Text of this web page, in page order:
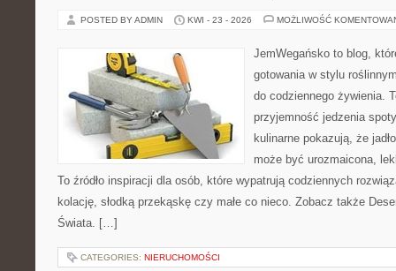
POSTED BY ADMIN KWI - 23 - 2026 MOŻLIWOŚĆ
JemWegańsko to blog,
gotowania w stylu
do codziennego żywienia.
przyjemność jedzenia
kulinarne pokazują, że
może być urozmaicona,
To źródło inspiracji dla osób, które wypatrują codziennych
kolację, słodką przekąskę czy małe co nieco. Zobacz także
Świata. […]
CATEGORIES: NIERUCHOMOŚCI